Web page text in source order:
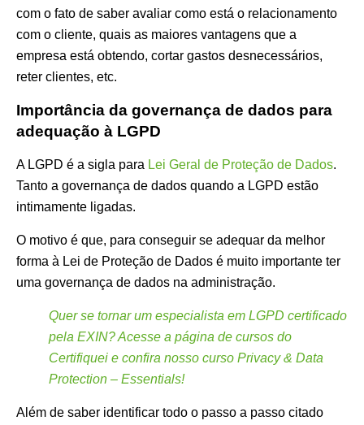
com o fato de saber avaliar como está o relacionamento
com o cliente, quais as maiores vantagens que a
empresa está obtendo, cortar gastos desnecessários,
reter clientes, etc.
Importância da governança de dados para
adequação à LGPD
A LGPD é a sigla para Lei Geral de Proteção de Dados.
Tanto a governança de dados quando a LGPD estão
intimamente ligadas.
O motivo é que, para conseguir se adequar da melhor
forma à Lei de Proteção de Dados é muito importante ter
uma governança de dados na administração.
Quer se tornar um especialista em LGPD certificado
pela EXIN? Acesse a página de cursos do
Certifiquei e confira nosso curso Privacy & Data
Protection – Essentials!
Além de saber identificar todo o passo a passo citado